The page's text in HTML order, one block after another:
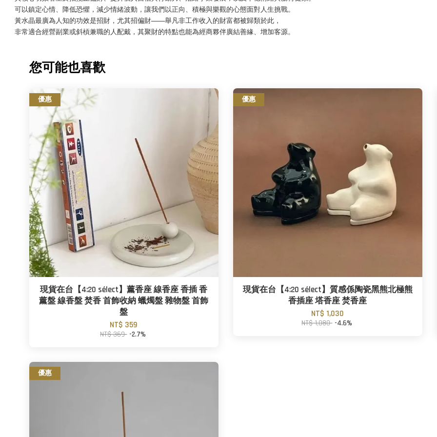
可以鎮定心情、降低恐懼，減少情緒波動，讓我們以正向、積極與樂觀的心態面對人生挑戰。
黃水晶最廣為人知的功效是招財，尤其招偏財——舉凡非工作收入的財富都被歸類於此，
非常適合經營副業或斜槓兼職的人配戴，其聚財的特點也能為經商夥伴廣結善緣、增加客源。
您可能也喜歡
優惠
現貨在台【4:20 sélect】薰香座 線香座 香插 香
薰盤 線香盤 焚香 首飾收納 蠟燭盤 雜物盤 首飾
盤
NT$ 359
NT$ 369 -2.7%
優惠
現貨在台【4:20 sélect】質感係陶瓷黑熊北極熊
香插座 塔香座 焚香座
NT$ 1,030
NT$ 1,080 -4.6%
優惠